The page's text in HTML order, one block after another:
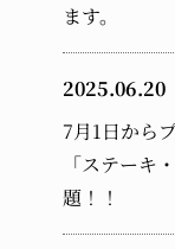
ます。
2025.06.20
7月1日から
「ステーキ
題！！